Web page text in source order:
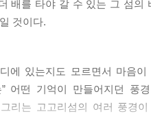
들어 있는 무덤에게, 온전히
나 다시 삶을 시작하는 갯강구
민원들을 해결하느라 스쿠터
이 ‘복자’와 마주친다. 당차
다.
해버렸습니다.”
이번에는 복자 쪽에서 약간
지냈습니다. 아빠 친구라고 해
배를 타야 갈 수 있는 그 섬의
것이다.
에 있는지도 모르면서 마음
어떤 기억이 만들어지던 풍
리는 고고리섬의 여러 풍경